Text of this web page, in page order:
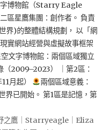
字博物館（Starry Eagle
區星鷹集團：創作者。 負責
界)的整體結構規劃， 以「網
實網站經營與虛擬故事框架
文字博物館：兩個區域獨立
（2009–2023） ｜第2區：
月起）
兩個區域意義：
界已開始。 第1區是記憶，第
之鷹｜Starryeagle｜Eliza